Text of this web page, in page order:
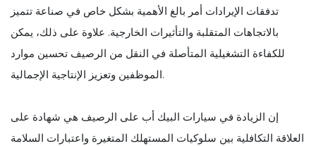
تدفقات الإيرادات أمر بالغ الأهمية بشكل خاص في صناعة تتميز
بالاتجاهات المتقلبة والتأثيرات الخارجية. علاوة على ذلك، يمكن
للكفاءة التشغيلية المتأصلة في النقل من الرصيف تحسين موارد
الموظفين وتعزيز الإنتاجية الإجمالية.
إن الزيادة في سيارات البيك أب على الرصيف هي شهادة على
العلاقة التكافلية بين سلوكيات المستهلك المتغيرة واعتبارات السلامة